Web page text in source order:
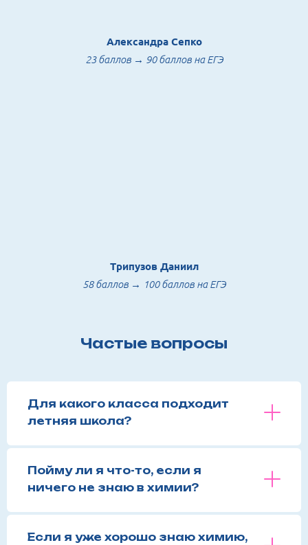
Александра Сепко
23 баллов → 90 баллов на ЕГЭ
Трипузов Даниил
58 баллов → 100 баллов на ЕГЭ
Частые вопросы
Для какого класса подходит
летняя школа?
Пойму ли я что-то, если я
ничего не знаю в химии?
Если я уже хорошо знаю химию,